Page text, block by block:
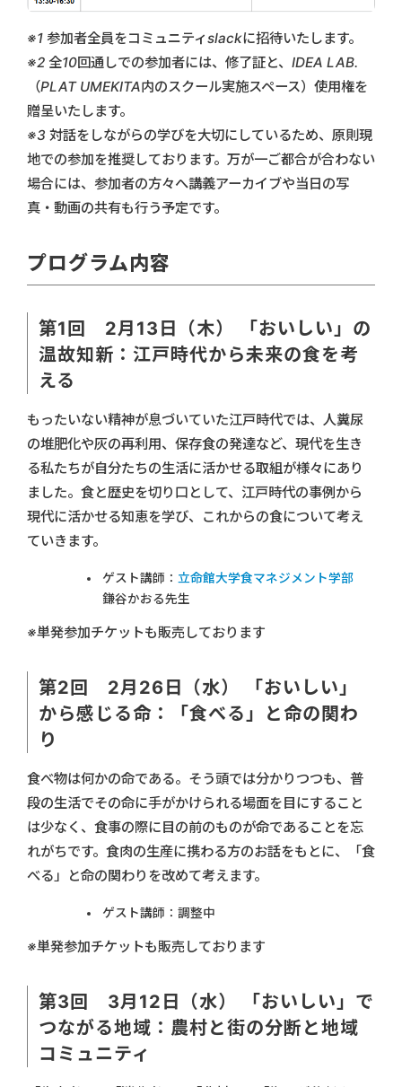
※1 参加者全員をコミュニティslackに招待いたします。
※2 全10回通しでの参加者には、修了証と、IDEA LAB.
（PLAT UMEKITA内のスクール実施スペース）使用権を
贈呈いたします。
※3 対話をしながらの学びを大切にしているため、原則現
地での参加を推奨しております。万が一ご都合が合わない
場合には、参加者の方々へ講義アーカイブや当日の写
真・動画の共有も行う予定です。
プログラム内容
第1回 2月13日（木） 「おいしい」の
温故知新：江戸時代から未来の食を考
える
もったいない精神が息づいていた江戸時代では、人糞尿
の堆肥化や灰の再利用、保存食の発達など、現代を生き
る私たちが自分たちの生活に活かせる取組が様々にあり
ました。食と歴史を切り口として、江戸時代の事例から
現代に活かせる知恵を学び、これからの食について考え
ていきます。
ゲスト講師： 立命館大学食マネジメント学部
鎌谷かおる先生
※単発参加チケットも販売しております
第2回 2月26日（水） 「おいしい」
から感じる命：「食べる」と命の関わ
り
食べ物は何かの命である。そう頭では分かりつつも、普
段の生活でその命に手がかけられる場面を目にすること
は少なく、食事の際に目の前のものが命であることを忘
れがちです。食肉の生産に携わる方のお話をもとに、「食
べる」と命の関わりを改めて考えます。
ゲスト講師：調整中
※単発参加チケットも販売しております
第3回 3月12日（水） 「おいしい」で
つながる地域：農村と街の分断と地域
コミュニティ